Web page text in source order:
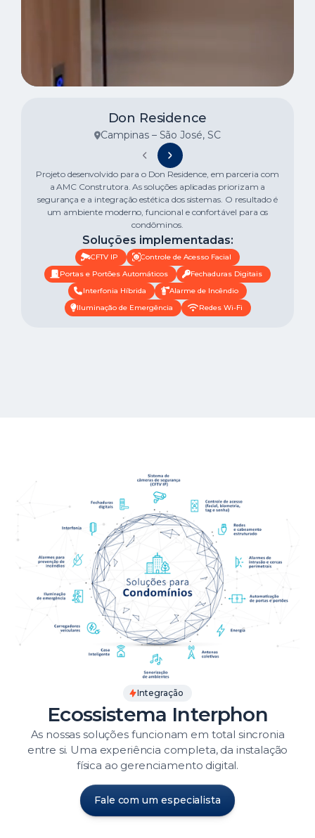
Don Residence
Campinas – São José, SC
Projeto desenvolvido para o Don Residence, em parceria com
a AMC Construtora. As soluções aplicadas priorizam a
segurança e a integração estética dos sistemas. O resultado é
um ambiente moderno, funcional e confortável para os
condôminos.
Soluções implementadas:
CFTV IP
Controle de Acesso Facial
Portas e Portões Automáticos
Fechaduras Digitais
Interfonia Híbrida
Alarme de Incêndio
Iluminação de Emergência
Redes Wi-Fi
Integração
Ecossistema Interphon
As nossas soluções funcionam em total sincronia
entre si. Uma experiência completa, da instalação
física ao gerenciamento digital.
Fale com um especialista